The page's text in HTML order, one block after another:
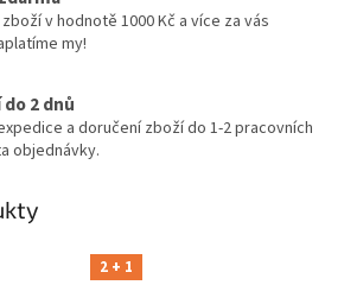
v hodnotě 1000 Kč a více za vás
my!
2 dnů
a doručení zboží do 1-2 pracovních
objednávky.
2 + 1